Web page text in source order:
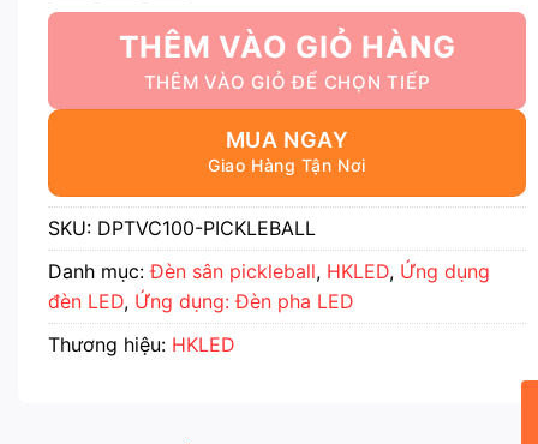
THÊM VÀO GIỎ HÀNG
MUA NGAY
SKU: DPTVC100-PICKLEBALL
Danh mục:Đèn sân pickleball, HKLED, Ứng dụng
đèn LED, Ứng dụng: Đèn pha LED
Thương hiệu: HKLED